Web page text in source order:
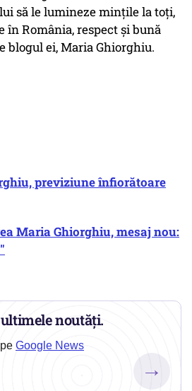
să le lumineze mințile la toți,
în România, respect și bună
blogul ei, Maria Ghiorghiu.
previziune înfiorătoare
Maria Ghiorghiu, mesaj nou:
noutăți.
Google News
→